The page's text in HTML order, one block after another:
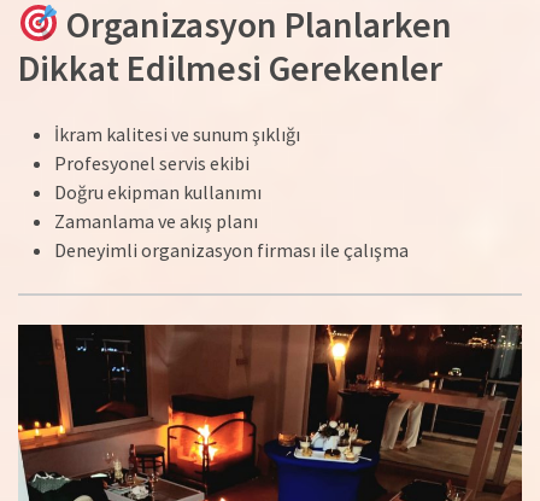
Organizasyon Planlarken
Dikkat Edilmesi Gerekenler
İkram kalitesi ve sunum şıklığı
Profesyonel servis ekibi
Doğru ekipman kullanımı
Zamanlama ve akış planı
Deneyimli organizasyon firması ile çalışma